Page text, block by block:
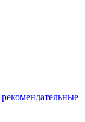
рекомендательные